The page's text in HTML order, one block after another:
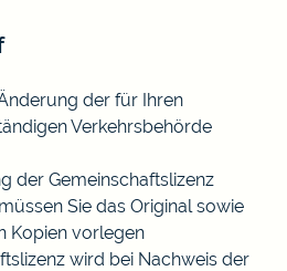
der für Ihren
Verkehrsbehörde
der Gemeinschaftslizenz
Sie das Original sowie
Kopien vorlegen
wird bei Nachweis der